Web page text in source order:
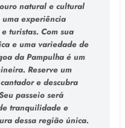
natural e cultural
experiência
turistas. Com sua
e uma variedade de
da Pampulha é um
Reserve um
e descubra
passeio será
tranquilidade e
dessa região única.